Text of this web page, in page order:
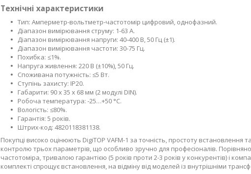
Технічні характеристики
Тип: Амперметр-вольтметр-частотомір цифровий, однофазний.
Діапазон вимірювання струму: 1-63 А.
Діапазон вимірювання напруги: 40-400 В, 50 Гц (±1).
Діапазон вимірювання частоти: 30-75 Гц.
Похибка: ≤1%.
Напруга живлення: 220 В (±10%), 50 Гц.
Споживана потужність: ≤5 Вт.
Ступінь захисту: IP20.
Габарити: 90 х 35 х 68 мм (2 модулі DIN).
Робоча температура: -25…+50 °C.
Вологість: ≤80%.
Гарантія: 5 років.
Штрих-код: 4820118381138.
Покупці високо оцінюють DigiTOP VAFM-1 за точність, простоту встановлення
контролю трьох параметрів, що особливо зручно для професіоналів.
частотоміра, тривалою гарантією (5 років проти 2-3 років у конкурентів) і
комплекті спрощує встановлення, на відміну від моделей із внутрішніми